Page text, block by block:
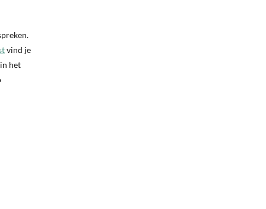
vind je
het